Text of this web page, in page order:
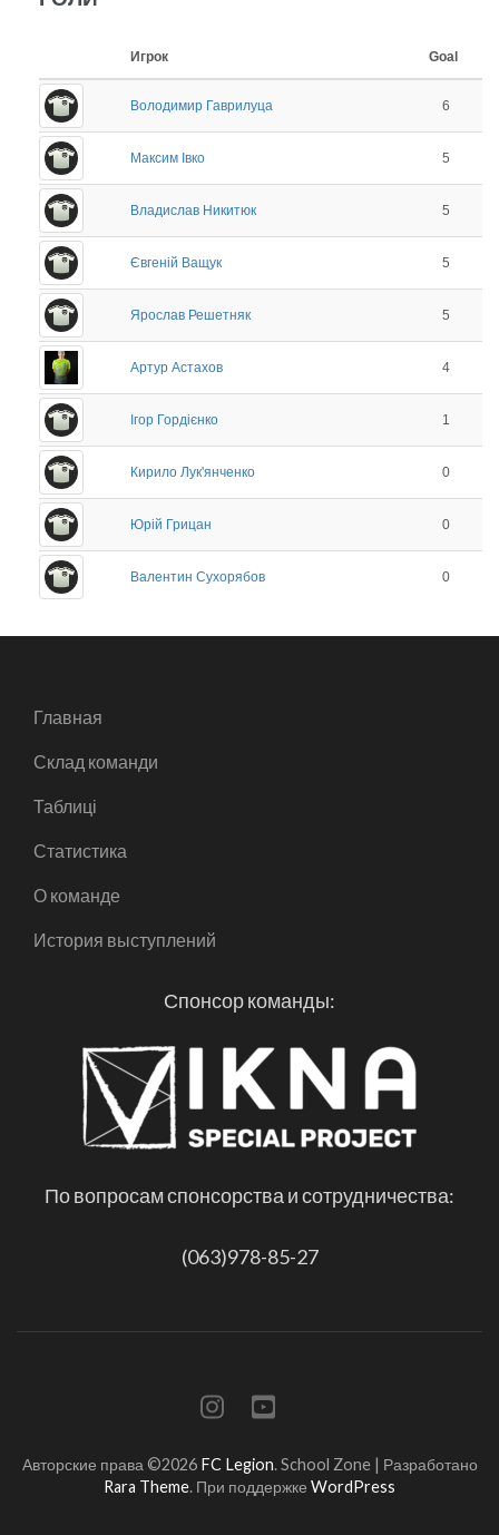
Игрок Goal
Володимир Гаврилуца 6
Максим Івко 5
Владислав Никитюк 5
Євгеній Ващук 5
Ярослав Решетняк 5
Артур Астахов 4
Ігор Гордієнко 1
Кирило Лук'янченко 0
Юрій Грицан 0
Валентин Сухорябов 0
Главная
Склад команди
Таблиці
Статистика
О команде
История выступлений
Спонсор команды:
По вопросам спонсорства и сотрудничества:
(063)978-85-27
Авторские права ©2026 FC Legion. School Zone | Разработано
Rara Theme. При поддержке WordPress